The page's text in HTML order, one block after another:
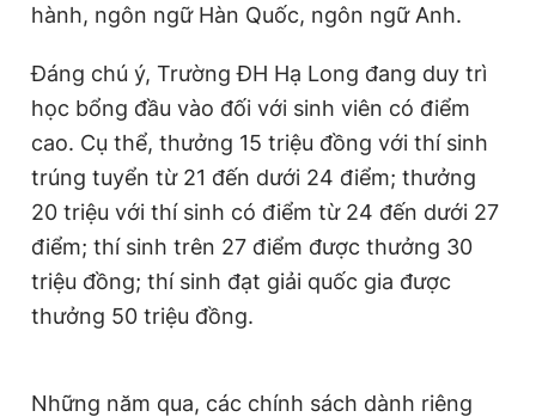
hành, ngôn ngữ Hàn Quốc, ngôn ngữ Anh.
Đáng chú ý, Trường ĐH Hạ Long đang duy trì
học bổng đầu vào đối với sinh viên có điểm
cao. Cụ thể, thưởng 15 triệu đồng với thí sinh
trúng tuyển từ 21 đến dưới 24 điểm; thưởng
20 triệu với thí sinh có điểm từ 24 đến dưới 27
điểm; thí sinh trên 27 điểm được thưởng 30
triệu đồng; thí sinh đạt giải quốc gia được
thưởng 50 triệu đồng.
Những năm qua, các chính sách dành riêng